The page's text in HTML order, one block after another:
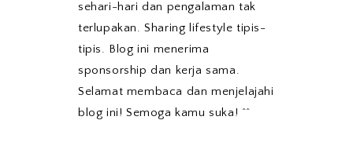
sehari-hari dan pengalaman tak
terlupakan. Sharing lifestyle tipis-
tipis. Blog ini menerima
sponsorship dan kerja sama.
Selamat membaca dan menjelajahi
blog ini! Semoga kamu suka! ^^